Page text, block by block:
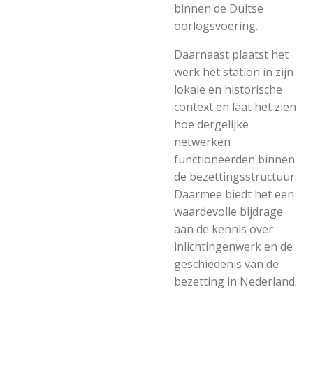
binnen de Duitse
oorlogsvoering.
Daarnaast plaatst het
werk het station in zijn
lokale en historische
context en laat het zien
hoe dergelijke
netwerken
functioneerden binnen
de bezettingsstructuur.
Daarmee biedt het een
waardevolle bijdrage
aan de kennis over
inlichtingenwerk en de
geschiedenis van de
bezetting in Nederland.